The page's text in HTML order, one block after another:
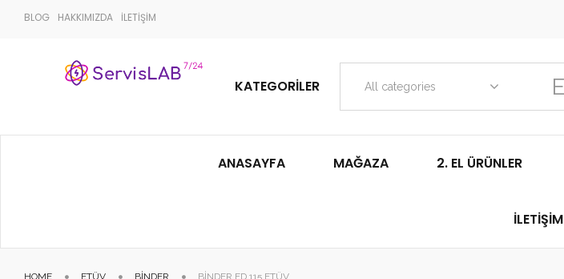
BLOG HAKKIMIZDA İLETİŞİM
KATEGORILER All categories
ANASAYFA MAĞAZA 2. EL ÜRÜNLER
İLETIŞIM
HOME ETÜV BINDER BINDER FD 115 ETÜV